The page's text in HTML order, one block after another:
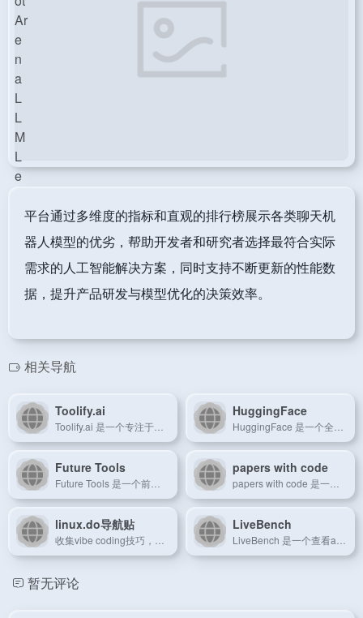
平台通过多维度的指标和直观的排行榜展示各类聊天机
器人模型的优劣，帮助开发者和研究者选择最符合实际
需求的人工智能解决方案，同时支持不断更新的性能数
据，提升产品研发与模型优化的决策效率。
相关导航
Toolify.ai HuggingFace
Future Tools papers with code
linux.do导航贴 LiveBench
暂无评论